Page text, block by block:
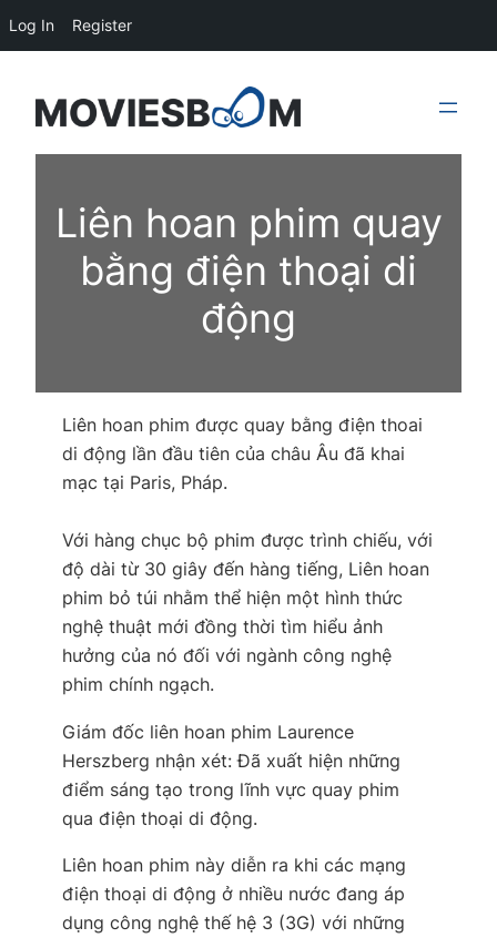
content
Liên hoan phim quay
bằng điện thoại di
động
Liên hoan phim được quay bằng điện thoai
di động lần đầu tiên của châu Âu đã khai
mạc tại Paris, Pháp.
Với hàng chục bộ phim được trình chiếu, với
độ dài từ 30 giây đến hàng tiếng, Liên hoan
phim bỏ túi nhằm thể hiện một hình thức
nghệ thuật mới đồng thời tìm hiểu ảnh
hưởng của nó đối với ngành công nghệ
phim chính ngạch.
Giám đốc liên hoan phim Laurence
Herszberg nhận xét: Đã xuất hiện những
điểm sáng tạo trong lĩnh vực quay phim
qua điện thoại di động.
Liên hoan phim này diễn ra khi các mạng
điện thoại di động ở nhiều nước đang áp
dụng công nghệ thế hệ 3 (3G) với những
Log In Register